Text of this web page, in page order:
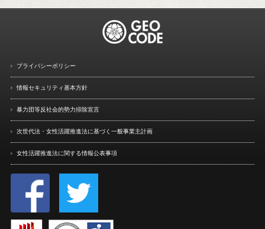
プライバシーポリシー
情報セキュリティ基本方針
暴力団等反社会的勢力排除宣言
次世代法・女性活躍推進法に基づく一般事業主計画
女性活躍推進法に関する情報公表事項